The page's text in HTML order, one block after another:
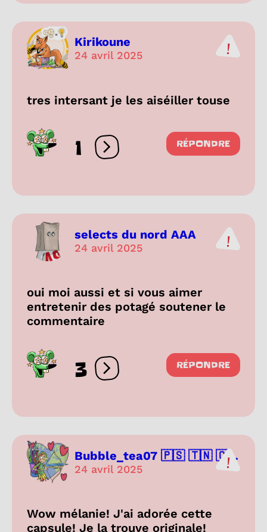
Kirikoune
24 avril 2025
tres intersant je les aiséiller touse
1 Ouvrir les réactions
RÉPONDRE
selects du nord AAA
24 avril 2025
oui moi aussi et si vous aimer
entretenir des potagé soutener le
commentaire
3 Ouvrir les réactions
RÉPONDRE
Bubble_tea07 🇵🇸 🇹🇳 🇨...
24 avril 2025
Wow mélanie! J'ai adorée cette
capsule! Je la trouve originale!